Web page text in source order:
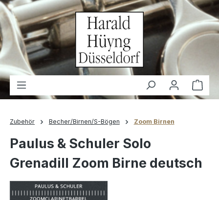
springen
Zubehör Becher/Birnen/S-Bögen Zoom Birnen
Paulus & Schuler Solo
Grenadill Zoom Birne deutsch